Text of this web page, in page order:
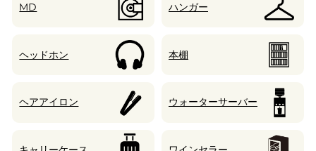
MD ハンガー
ヘッドホン 本棚
ヘアアイロン ウォーターサーバー